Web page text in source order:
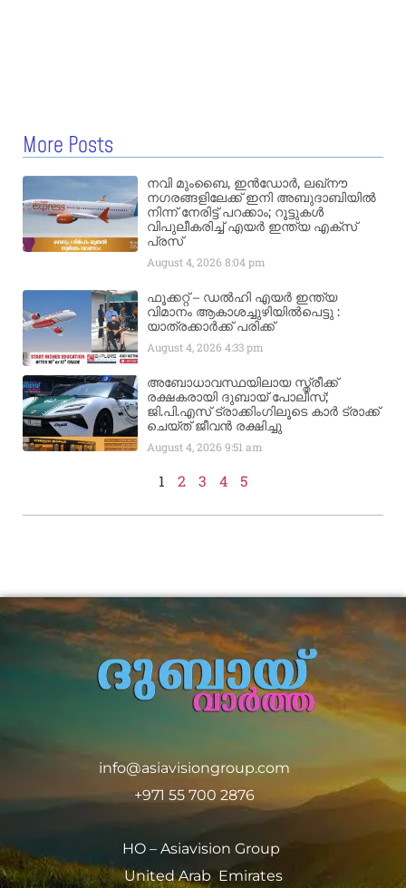
More Posts
നവി മുംബൈ, ഇൻഡോർ, ലഖ്നൗ
നഗരങ്ങളിലേക്ക് ഇനി അബുദാബിയിൽ
നിന്ന് നേരിട്ട് പറക്കാം; റൂട്ടുകൾ
വിപുലീകരിച്ച് എയർ ഇന്ത്യ എക്സ്
പ്രസ്
August 4, 20268:04 pm
ഫൂക്കറ്റ് – ഡൽഹി എയര്‍ ഇന്ത്യ
വിമാനം ആകാശച്ചുഴിയില്‍പെട്ടു :
യാത്രക്കാര്‍ക്ക് പരിക്ക്
August 4, 20264:33 pm
അബോധാവസ്ഥയിലായ സ്ത്രീക്ക്
രക്ഷകരായി ദുബായ് പോലീസ്;
ജി.പി.എസ് ട്രാക്കിംഗിലൂടെ കാർ ട്രാക്ക്
ചെയ്ത് ജീവൻ രക്ഷിച്ചു
August 4, 20269:51 am
1 2 3 4 5
info@asiavisiongroup.com
+971 55 700 2876
HO – Asiavision Group
United Arab Emirates